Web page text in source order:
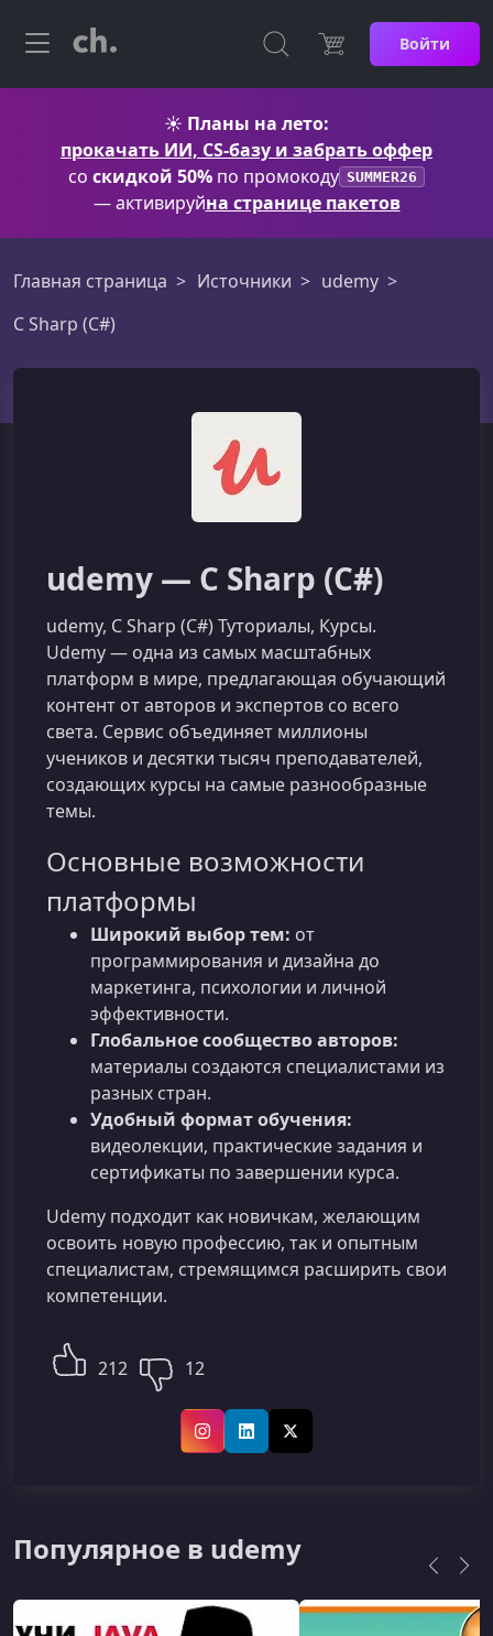
Войти
☀️ Планы на лето:
прокачать ИИ, CS-базу и забрать оффер
со скидкой 50% по промокоду SUMMER26
— активируйна странице пакетов
Главная страница Источники
udemy
C Sharp (C#)
udemy — C Sharp (C#)
udemy, C Sharp (C#) Туториалы, Курсы.
Udemy — одна из самых масштабных
платформ в мире, предлагающая обучающий
контент от авторов и экспертов со всего
света. Сервис объединяет миллионы
учеников и десятки тысяч преподавателей,
создающих курсы на самые разнообразные
темы.
Основные возможности
платформы
Широкий выбор тем: от
программирования и дизайна до
маркетинга, психологии и личной
эффективности.
Глобальное сообщество авторов:
материалы создаются специалистами из
разных стран.
Удобный формат обучения:
видеолекции, практические задания и
сертификаты по завершении курса.
Udemy подходит как новичкам, желающим
освоить новую профессию, так и опытным
специалистам, стремящимся расширить свои
компетенции.
212 12
InstagramLinkedInX (Twitter)
Популярное в udemy